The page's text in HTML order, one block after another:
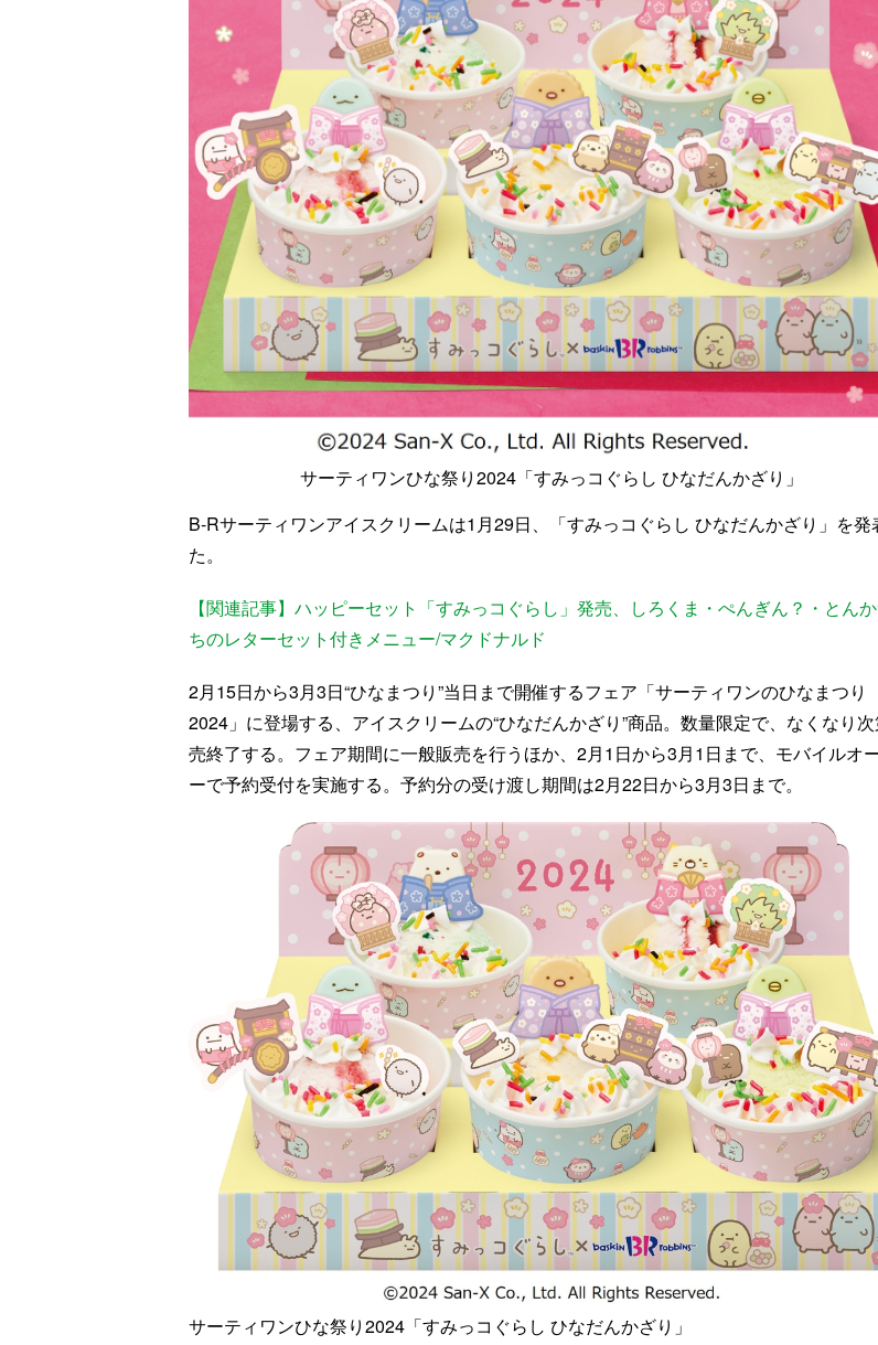
サーティワンひな祭り2024「すみっコぐらし ひなだんかざり」
B-Rサーティワンアイスクリームは1月29日、「すみっコぐらし ひなだんかざり」を発
た。
【関連記事】ハッピーセット「すみっコぐらし」発売、しろくま・ぺんぎん？・とん
ちのレターセット付きメニュー/マクドナルド
2月15日から3月3日“ひなまつり”当日まで開催するフェア「サーティワンのひなまつり
2024」に登場する、アイスクリームの“ひなだんかざり”商品。数量限定で、なくなり次
売終了する。フェア期間に一般販売を行うほか、2月1日から3月1日まで、モバイルオ
ーで予約受付を実施する。予約分の受け渡し期間は2月22日から3月3日まで。
サーティワンひな祭り2024「すみっコぐらし ひなだんかざり」